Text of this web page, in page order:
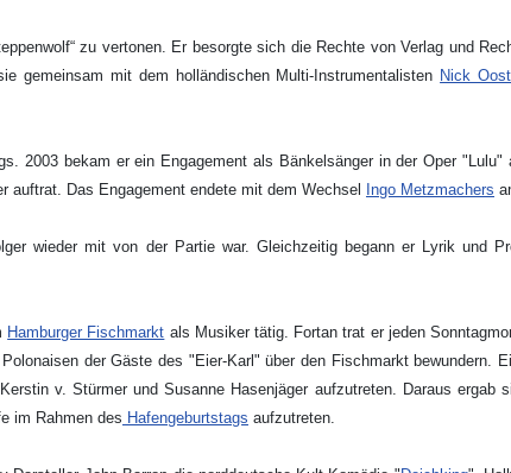
zu vertonen. Er besorgte sich die Rechte von Verlag und
gemeinsam mit dem holländischen Multi-Instrumentalisten Nick
2003 bekam er ein Engagement als Bänkelsänger in der Oper "Lulu"
auftrat. Das Engagement endete mit dem Wechsel Ingo Metzmachers
wieder mit von der Partie war. Gleichzeitig begann er Lyrik und
Hamburger Fischmarkt als Musiker tätig. Fortan trat er jeden
der Gäste des "Eier-Karl" über den Fischmarkt bewundern.
v. Stürmer und Susanne Hasenjäger aufzutreten. Daraus
im Rahmen des Hafengeburtstags aufzutreten.